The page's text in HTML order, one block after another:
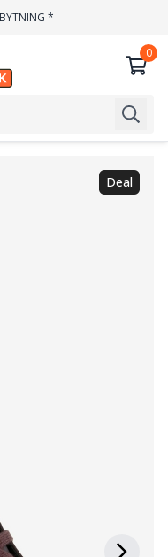
*
Deal